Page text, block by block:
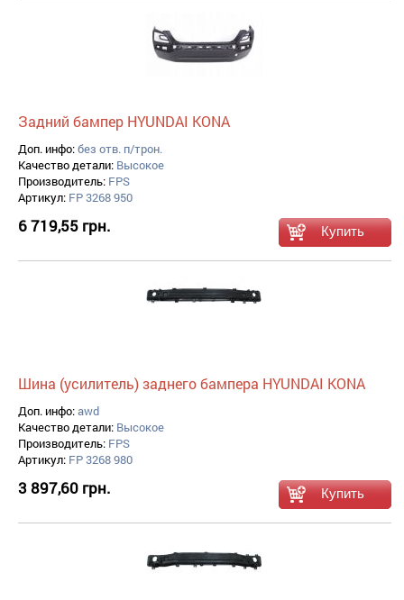
Задний бампер HYUNDAI KONA
Доп. инфо:без отв. п/трон.
Качество детали: Высокое
Производитель: FPS
Артикул: FP 3268 950
6 719,55 грн.
Шина (усилитель) заднего бампера HYUNDAI KONA
Доп. инфо:awd
Качество детали: Высокое
Производитель: FPS
Артикул: FP 3268 980
3 897,60 грн.